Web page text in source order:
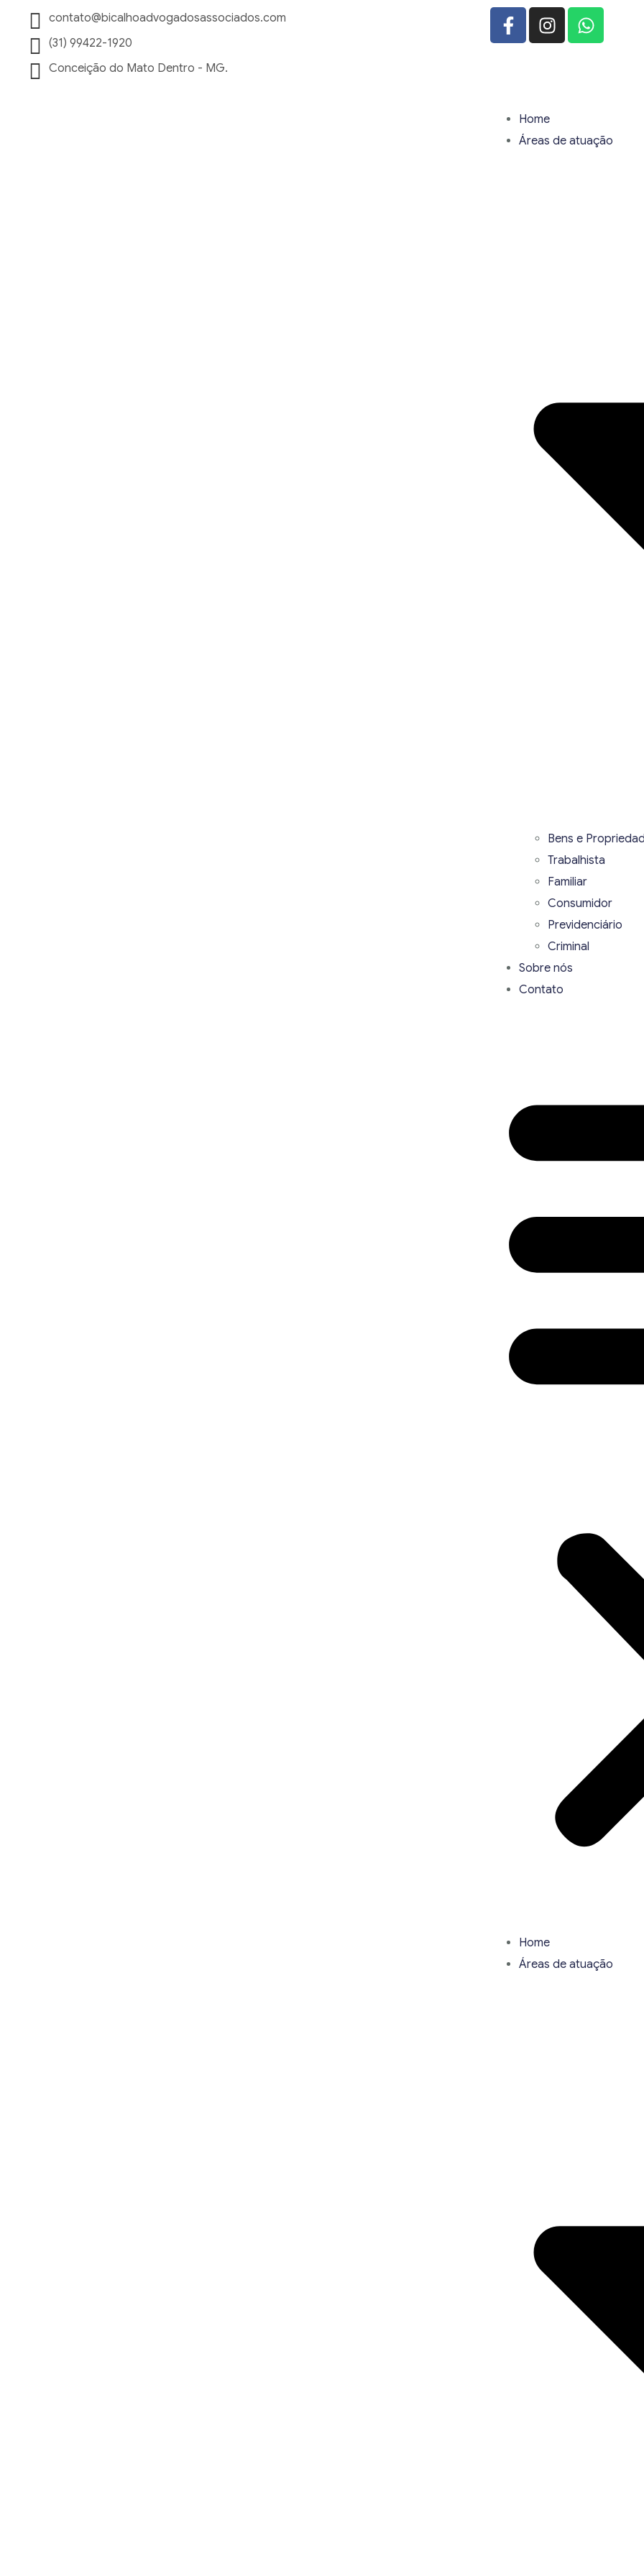
contato@bicalhoadvogadosassociados.com
(31) 99422-1920
Conceição do Mato Dentro - MG.
Home
Áreas de atuação
Bens e
Trabalhista
Familiar
Consumidor
Previdenciário
Criminal
Sobre nós
Contato
Home
Áreas de atuação